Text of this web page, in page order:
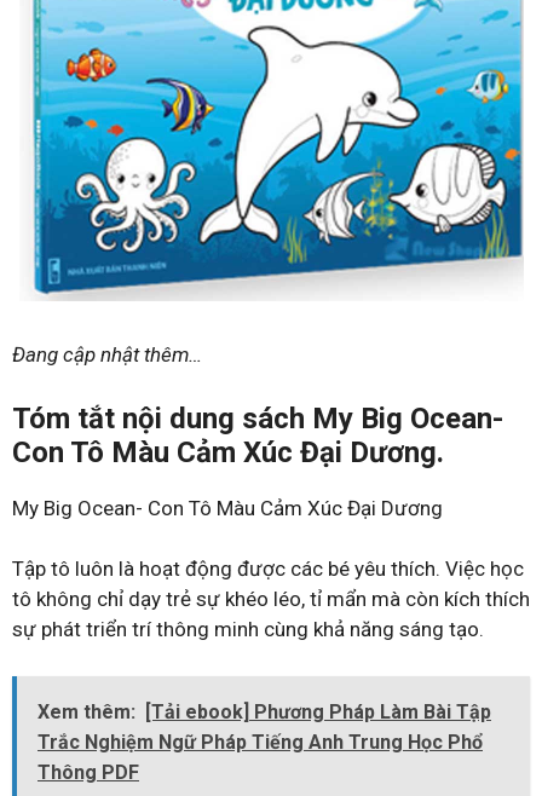
Đang cập nhật thêm…
Tóm tắt nội dung sách My Big Ocean-
Con Tô Màu Cảm Xúc Đại Dương.
My Big Ocean- Con Tô Màu Cảm Xúc Đại Dương
Tập tô luôn là hoạt động được các bé yêu thích. Việc học
tô không chỉ dạy trẻ sự khéo léo, tỉ mẩn mà còn kích thích
sự phát triển trí thông minh cùng khả năng sáng tạo.
Xem thêm:
[Tải ebook] Phương Pháp Làm Bài Tập
Trắc Nghiệm Ngữ Pháp Tiếng Anh Trung Học Phổ
Thông PDF